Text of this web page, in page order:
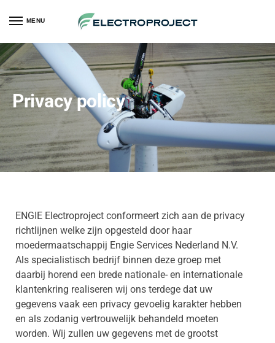
MENU
Privacy policy
ENGIE Electroproject conformeert zich aan de privacy
richtlijnen welke zijn opgesteld door haar
moedermaatschappij Engie Services Nederland N.V.
Als specialistisch bedrijf binnen deze groep met
daarbij horend een brede nationale- en internationale
klantenkring realiseren wij ons terdege dat uw
gegevens vaak een privacy gevoelig karakter hebben
en als zodanig vertrouwelijk behandeld moeten
worden. Wij zullen uw gegevens met de grootst